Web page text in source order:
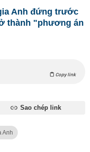
Anh đứng trước
thành "phương án
Copy link
Sao chép link
Anh